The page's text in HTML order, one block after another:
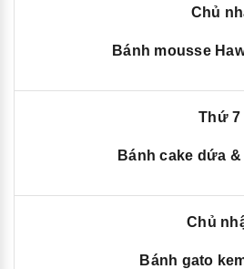
Chủ
Bánh mousse
Thứ 7
Bánh cake dứa
Chủ
Bánh gato